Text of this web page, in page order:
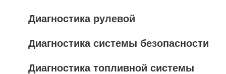
Диагностика рулевой
Диагностика системы безопасности
Диагностика топливной системы